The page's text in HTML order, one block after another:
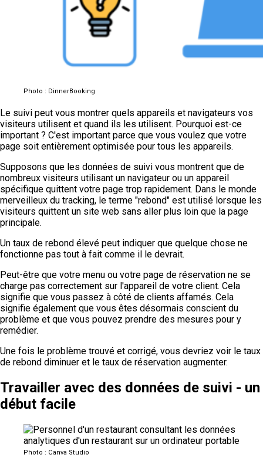
Photo : DinnerBooking
Le suivi peut vous montrer quels appareils et navigateurs vos
visiteurs utilisent et quand ils les utilisent. Pourquoi est-ce
important ? C'est important parce que vous voulez que votre
page soit entièrement optimisée pour tous les appareils.
Supposons que les données de suivi vous montrent que de
nombreux visiteurs utilisant un navigateur ou un appareil
spécifique quittent votre page trop rapidement. Dans le monde
merveilleux du tracking, le terme "rebond" est utilisé lorsque les
visiteurs quittent un site web sans aller plus loin que la page
principale.
Un taux de rebond élevé peut indiquer que quelque chose ne
fonctionne pas tout à fait comme il le devrait.
Peut-être que votre menu ou votre page de réservation ne se
charge pas correctement sur l'appareil de votre client. Cela
signifie que vous passez à côté de clients affamés. Cela
signifie également que vous êtes désormais conscient du
problème et que vous pouvez prendre des mesures pour y
remédier.
Une fois le problème trouvé et corrigé, vous devriez voir le taux
de rebond diminuer et le taux de réservation augmenter.
Travailler avec des données de suivi - un
début facile
Photo : Canva Studio